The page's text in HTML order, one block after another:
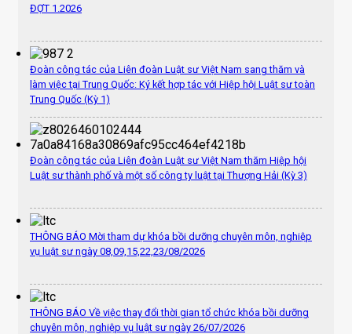
ĐỢT 1.2026
Đoàn công tác của Liên đoàn Luật sư Việt Nam sang thăm và
làm việc tại Trung Quốc: Ký kết hợp tác với Hiệp hội Luật sư toàn
Trung Quốc (Kỳ 1)
Đoàn công tác của Liên đoàn Luật sư Việt Nam thăm Hiệp hội
Luật sư thành phố và một số công ty luật tại Thượng Hải (Kỳ 3)
THÔNG BÁO Mời tham dự khóa bồi dưỡng chuyên môn, nghiệp
vụ luật sư ngày 08,09,15,22,23/08/2026
THÔNG BÁO Về việc thay đổi thời gian tổ chức khóa bồi dưỡng
chuyên môn, nghiệp vụ luật sư ngày 26/07/2026